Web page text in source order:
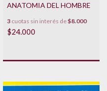
ANATOMIA DEL HOMBRE
3 cuotas sin interés de$8.000
$24.000